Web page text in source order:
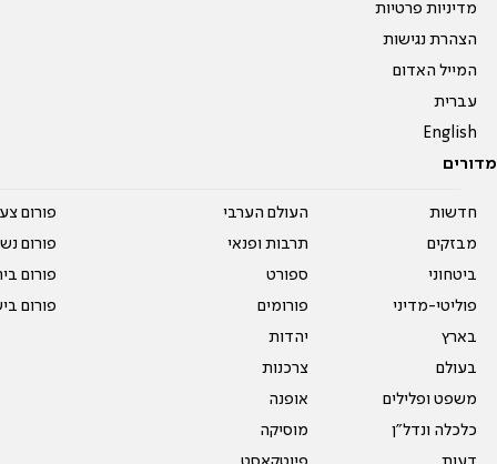
מדיניות פרטיות
הצהרת נגישות
המייל האדום
עברית
English
מדורים
חדשות
מבזקים
ביטחוני
פוליטי-מדיני
בארץ
בעולם
משפט ופלילים
כלכלה ונדל"ן
העולם הערבי
תרבות ופנאי
ספורט
פורומים
יהדות
צרכנות
אופנה
מוסיקה
פורום
פורום
פורום
פורום